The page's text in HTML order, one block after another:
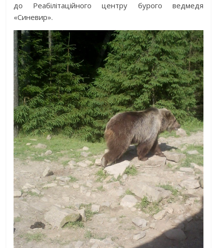
до Реабілітаційного центру бурого ведмедя
«Синевир».